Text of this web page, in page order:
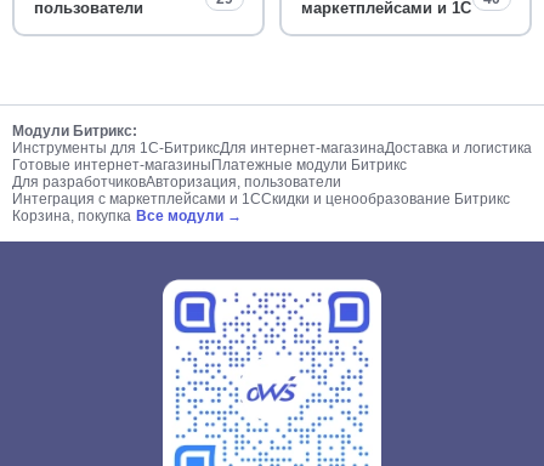
пользователи
маркетплейсами и 1С
Модули Битрикс:
Инструменты для 1С-БитриксДля интернет-магазинаДоставка и логистика
Готовые интернет-магазины Платежные модули Битрикс
Для разработчиковАвторизация, пользователи
Интеграция с маркетплейсами и 1ССкидки и ценообразование Битрикс
Корзина, покупка Все модули →